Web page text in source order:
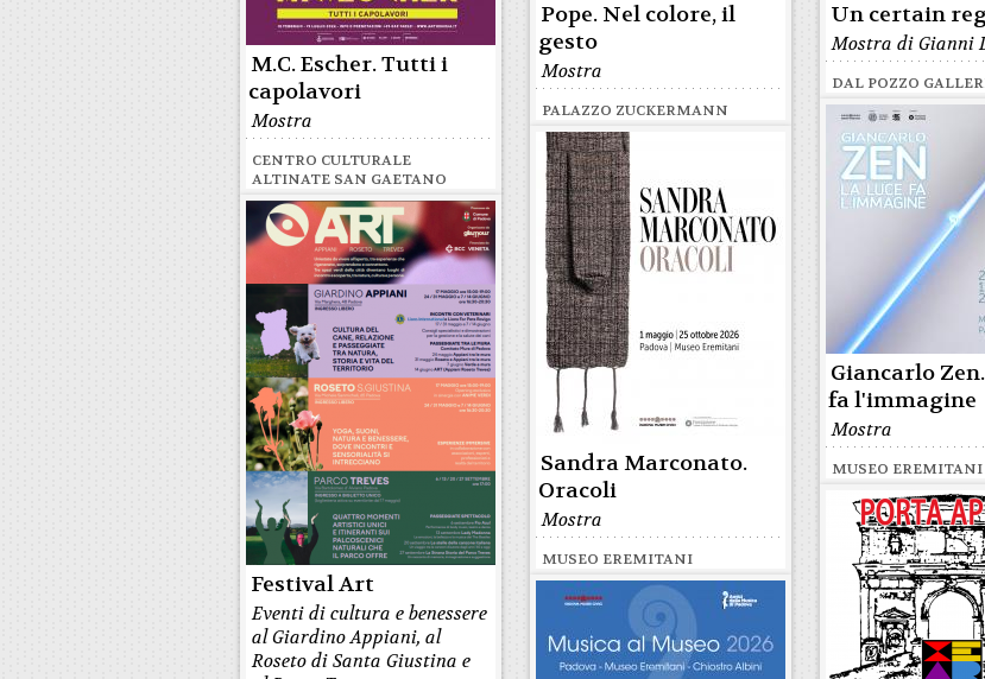
M.C. Escher. Tutti i
capolavori
Mostra
CENTRO CULTURALE
ALTINATE SAN GAETANO
Pope. Nel colore, il
gesto
Mostra
PALAZZO ZUCKERMANN
Un certain
Mostra di Gianni
DAL POZZO
Giancarlo
fa l'immagine
Mostra
MUSEO EREMITANI
Sandra Marconato.
Oracoli
Mostra
MUSEO EREMITANI
Festival Art
Eventi di cultura e benessere
al Giardino Appiani, al
Roseto di Santa Giustina e